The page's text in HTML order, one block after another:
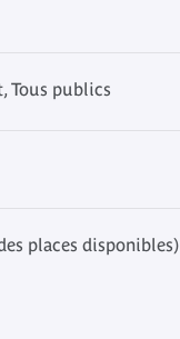
Tous publics
places disponibles)